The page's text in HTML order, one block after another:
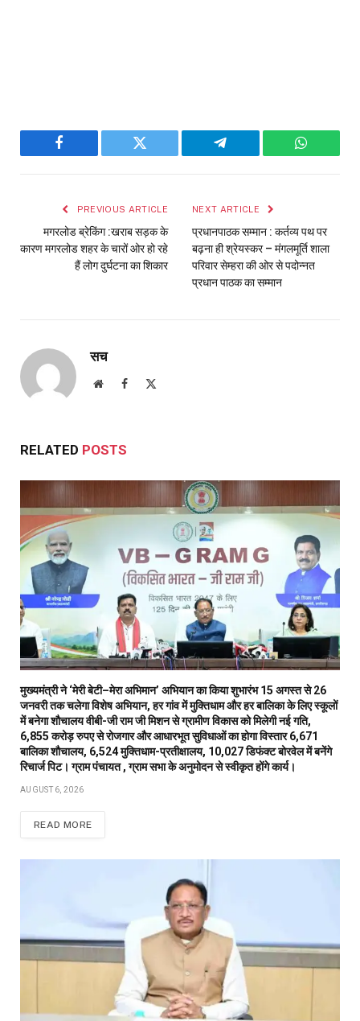
Facebook Twitter Telegram
PREVIOUS ARTICLE
मगरलोड ब्रेकिंग :खराब सड़क के
कारण मगरलोड शहर के चारों ओर हो रहे
हैं लोग दुर्घटना का शिकार
NEXT ARTICLE
प्रधानपाठक सम्मान : कर्तव्य पथ पर
बढ़ना ही श्रेयस्कर – मंगलमूर्ति शाला
परिवार सेम्हरा की ओर से पदोन्नत
प्रधान पाठक का सम्मान
सच
WebsiteFacebook
RELATED POSTS
मुख्यमंत्री ने ‘मेरी बेटी–मेरा अभिमान’ अभियान का किया शुभारंभ 15 अगस्त से 26
जनवरी तक चलेगा विशेष अभियान, हर गांव में मुक्तिधाम और हर बालिका के लिए स्कूलों
में बनेगा शौचालय वीबी-जी राम जी मिशन से ग्रामीण विकास को मिलेगी नई गति,
6,855 करोड़ रुपए से रोजगार और आधारभूत सुविधाओं का होगा विस्तार 6,671
बालिका शौचालय, 6,524 मुक्तिधाम-प्रतीक्षालय, 10,027 डिफंक्ट बोरवेल में बनेंगे
रिचार्ज पिट। ग्राम पंचायत , ग्राम सभा के अनुमोदन से स्वीकृत होंगे कार्य।
AUGUST 6, 2026
READ MORE